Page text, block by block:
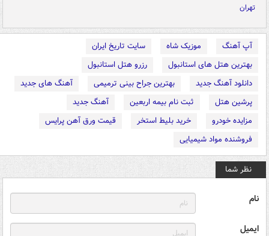
تهران
آپ آهنگ موزیک شاه
سایت تاریخ ایران
بهترین هتل های استانبول
رزرو هتل استانبول
دانلود آهنگ جدید
بهترین جراح بینی ترمیمی
آهنگ های جدید
پرشین هتل
ثبت نام بیمه اربعین
آهنگ جدید
مزایده خودرو
خرید بلیط استخر
قیمت ورق آهن پرایس
فروشنده مواد شیمیایی
نظر شما
نام
ایمیل